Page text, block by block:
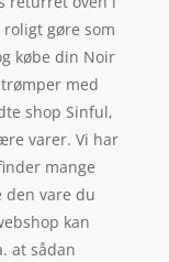
gøre som
købe din Noir
med
shop Sinful,
varer. Vi har
mange
vare du
kan
at sådan